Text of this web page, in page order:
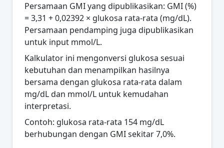
Persamaan GMI yang dipublikasikan: GMI (%)
= 3,31 + 0,02392 × glukosa rata-rata (mg/dL).
Persamaan pendamping juga dipublikasikan
untuk input mmol/L.
Kalkulator ini mengonversi glukosa sesuai
kebutuhan dan menampilkan hasilnya
bersama dengan glukosa rata-rata dalam
mg/dL dan mmol/L untuk kemudahan
interpretasi.
Contoh: glukosa rata-rata 154 mg/dL
berhubungan dengan GMI sekitar 7,0%.